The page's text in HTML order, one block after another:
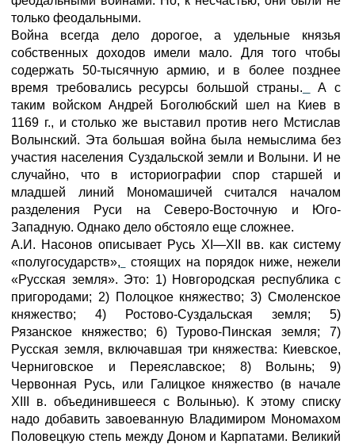
только феодальными.
Война всегда дело дорогое, а удельные князья
собственных доходов имели мало. Для того чтобы
содержать 50-тысячную армию, и в более позднее
время требовались ресурсы большой страны.
А с
таким войском Андрей Боголюбский шел на Киев в
1169 г., и столько же выставил против него Мстислав
Волынский. Эта большая война была немыслима без
участия населения Суздальской земли и Волыни. И не
случайно, что в историографии спор старшей и
младшей линий Мономашичей считался началом
разделения Руси на Северо-Восточную и Юго-
Западную. Однако дело обстояло еще сложнее.
А.И. Насонов описывает Русь XI—XII вв. как систему
«полугосударств»,
стоящих на порядок ниже, нежели
«Русская земля». Это: 1) Новгородская республика с
пригородами; 2) Полоцкое княжество; 3) Смоленское
княжество; 4) Ростово-Суздальская земля; 5)
Рязанское княжество; 6) Турово-Пинская земля; 7)
Русская земля, включавшая три княжества: Киевское,
Черниговское и Переяславское; 8) Волынь; 9)
Червонная Русь, или Галицкое княжество (в начале
XIII в. объединившееся с Волынью). К этому списку
надо добавить завоеванную Владимиром Мономахом
Половецкую степь между Доном и Карпатами. Великий